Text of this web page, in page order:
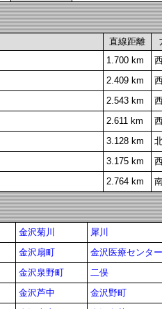
直線距離
1.700 km
2.409 km
2.543 km
2.611 km
3.128 km
3.175 km
2.764 km
金沢菊川
犀川
金沢扇町
金沢医療センタ
金沢泉野町
二俣
金沢芦中
金沢野町